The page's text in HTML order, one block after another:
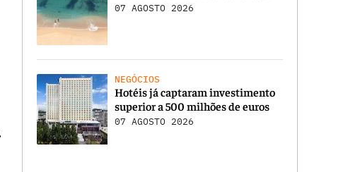
07 AGOSTO 2026
NEGÓCIOS
Hotéis já captaram investimento
superior a 500 milhões de euros
07 AGOSTO 2026